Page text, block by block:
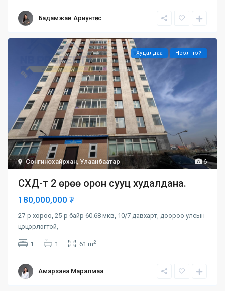
Бадамжав Ариунтөгс
6
Сонгинохайрхан,Улаанбаатар
Худалдаа Нээлттэй
СХД-т 2 өрөө орон сууц худалдана.
180,000,000 ₮
27-р хороо, 25-р байр 60.68 мкв, 10/7 давхарт, доороо улсын
цэцэрлэгтэй,
1 1 61 m2
Амарзаяа Маралмаа